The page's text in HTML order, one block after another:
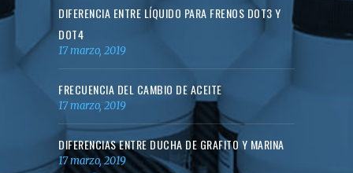
DIFERENCIA ENTRE LÍQUIDO PARA FRENOS DOT3 Y
DOT4
17 marzo, 2019
FRECUENCIA DEL CAMBIO DE ACEITE
17 marzo, 2019
DIFERENCIAS ENTRE DUCHA DE GRAFITO Y MARINA
17 marzo, 2019